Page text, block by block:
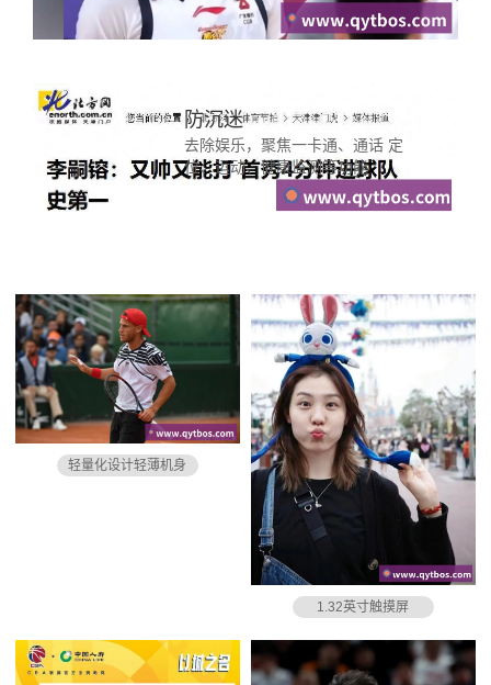
防沉迷
去除娱乐，聚焦一卡通、通话 定
位、运动、健康监测等功能
轻量化设计轻薄机身
1.32英寸触摸屏